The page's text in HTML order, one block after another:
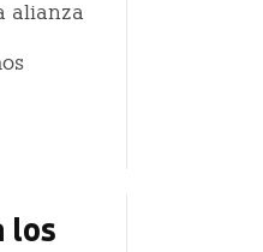
alianza
los